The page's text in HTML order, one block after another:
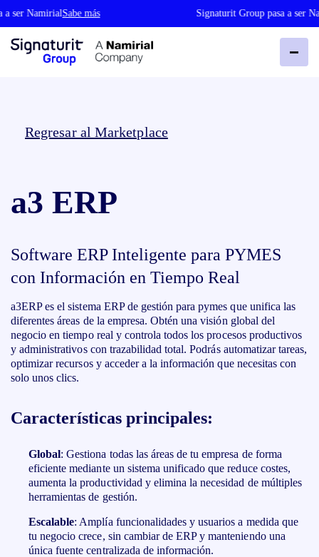
ser NamirialSabe más Signaturit Group pasa a ser
Regresar al Marketplace
a3 ERP
Software ERP Inteligente para PYMES
con Información en Tiempo Real
a3ERP es el sistema ERP de gestión para pymes que unifica las
diferentes áreas de la empresa. Obtén una visión global del
negocio en tiempo real y controla todos los procesos productivos
y administrativos con trazabilidad total. Podrás automatizar tareas,
optimizar recursos y acceder a la información que necesitas con
solo unos clics.
Características principales:
Global: Gestiona todas las áreas de tu empresa de forma
eficiente mediante un sistema unificado que reduce costes,
aumenta la productividad y elimina la necesidad de múltiples
herramientas de gestión.
Escalable: Amplía funcionalidades y usuarios a medida que
tu negocio crece, sin cambiar de ERP y manteniendo una
única fuente centralizada de información.